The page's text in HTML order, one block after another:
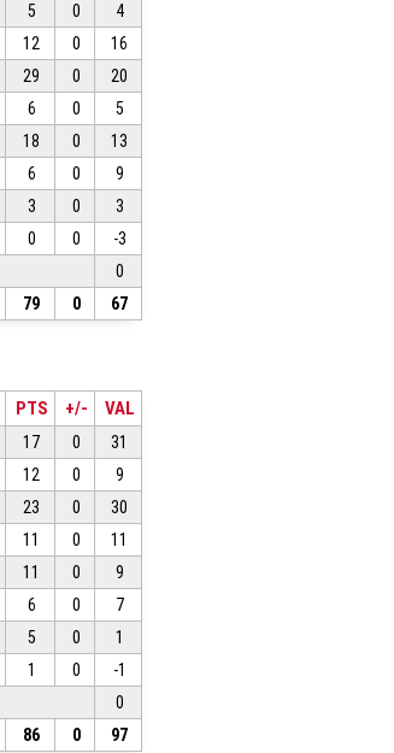
5 0
4
12 0
16
29 0
20
6 0
5
18 0
13
6 0
9
3 0
3
0 0
-3
0
79 0 67
PTS +/- VAL
17 0
31
12 0
9
23 0
30
11 0
11
11 0
9
6 0
7
5 0
1
1 0
-1
0
86 0 97